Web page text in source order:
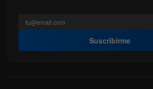
Suscribirme